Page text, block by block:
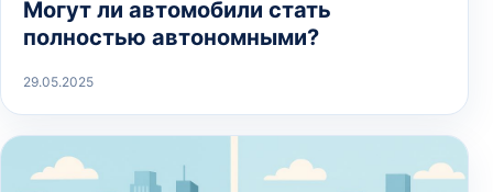
Могут ли автомобили стать
полностью автономными?
29.05.2025